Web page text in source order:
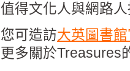
值得文化人與網路
您可造訪大英圖書
更多關於Treasures